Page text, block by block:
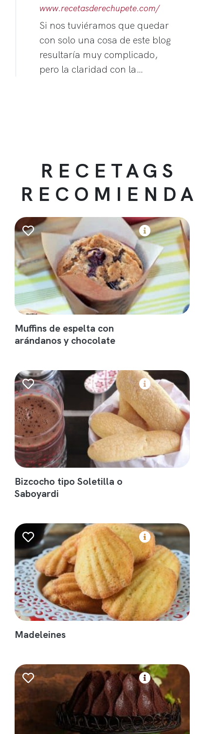
www.recetasderechupete.com/
Si nos tuviéramos que quedar
con solo una cosa de este blog
resultaría muy complicado,
pero la claridad con la…
RECETAGS
RECOMIENDA
Muffins de espelta con
arándanos y chocolate
Bizcocho tipo Soletilla o
Saboyardi
Madeleines